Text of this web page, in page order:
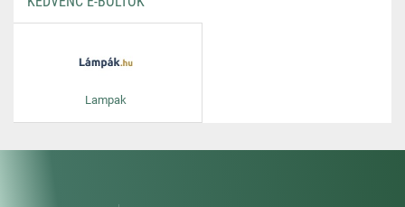
Lampak